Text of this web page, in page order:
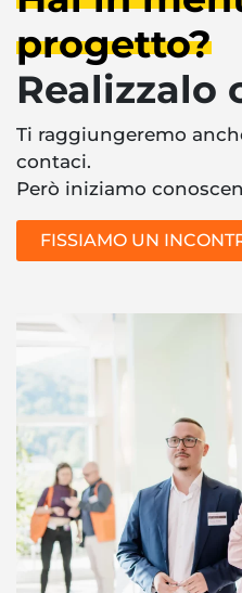
progetto?
Realizzalo
Ti raggiungeremo
contaci.
Però iniziamo
FISSIAMO UN